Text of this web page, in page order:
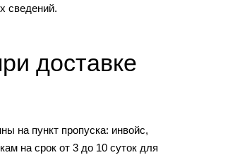
сведений.
доставке
на пункт пропуска: инвойс,
на срок от 3 до 10 суток для